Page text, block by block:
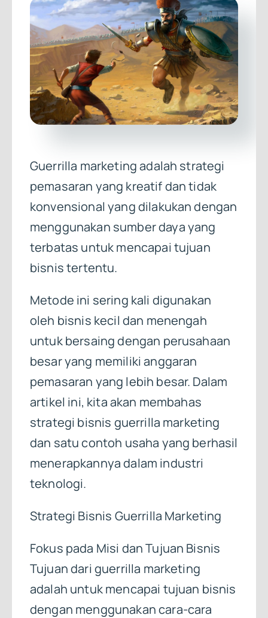
Guerrilla marketing adalah strategi
pemasaran yang kreatif dan tidak
konvensional yang dilakukan dengan
menggunakan sumber daya yang
terbatas untuk mencapai tujuan
bisnis tertentu.
Metode ini sering kali digunakan
oleh bisnis kecil dan menengah
untuk bersaing dengan perusahaan
besar yang memiliki anggaran
pemasaran yang lebih besar. Dalam
artikel ini, kita akan membahas
strategi bisnis guerrilla marketing
dan satu contoh usaha yang berhasil
menerapkannya dalam industri
teknologi.
Strategi Bisnis Guerrilla Marketing
Fokus pada Misi dan Tujuan Bisnis
Tujuan dari guerrilla marketing
adalah untuk mencapai tujuan bisnis
dengan menggunakan cara-cara